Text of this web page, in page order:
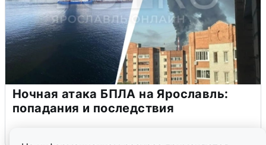
Ночная атака БПЛА на Ярославль:
попадания и последствия